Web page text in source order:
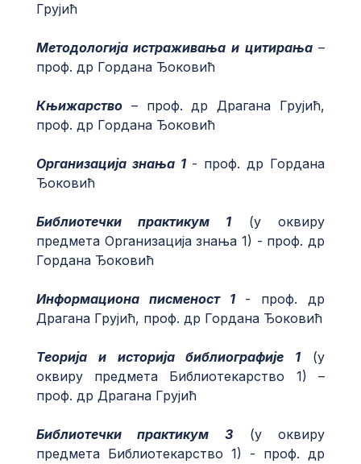
Грујић
Методологија истраживања и цитирања–
проф. др Гордана Ђоковић
Књижарство– проф. др Драгана Грујић,
проф. др Гордана Ђоковић
Организација знања 1- проф. др Гордана
Ђоковић
Библиотечки практикум 1 (у оквиру
предмета Организација знања 1) - проф. др
Гордана Ђоковић
Информациона писменост 1- проф. др
Драгана Грујић, проф. др Гордана Ђоковић
Теорија и историја библиографије 1 (у
оквиру предмета Библиотекарство 1) –
проф. др Драгана Грујић
Библиотечки практикум 3 (у оквиру
предмета Библиотекарство 1) - проф. др